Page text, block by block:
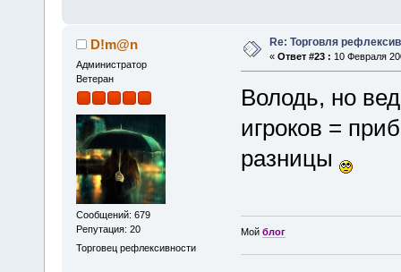
D!m@n
Администратор
Ветеран
Сообщений: 679
Репутация: 20
Торговец рефлексивности
Re: Торговля
« Ответ #23 : 10 Февраля
Володь, но
игроков =
разницы
Мой блог